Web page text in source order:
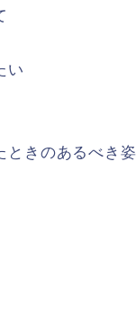
い
ときのあるべき姿